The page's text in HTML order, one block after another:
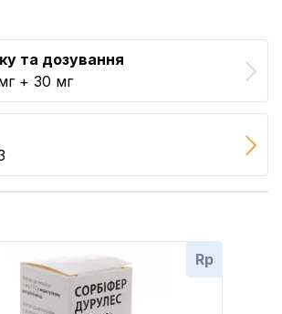
та дозування
+ 30 мг
Rp